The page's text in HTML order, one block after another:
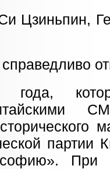
Цзиньпин,
партии